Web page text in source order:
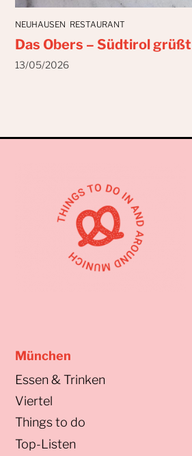
NEUHAUSEN RESTAURANT
Das Obers – Südtirol
13/05/2026
München
Essen & Trinken
Viertel
Things to do
Top-Listen